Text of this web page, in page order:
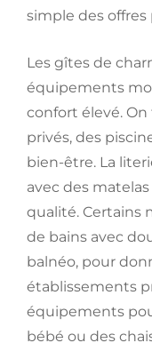
simple des offres
Les gîtes de
équipements
confort élevé.
privés, des
bien-être. La
avec des
qualité. Certains
de bains avec
balnéo, pour
établissements
équipements
bébé ou des